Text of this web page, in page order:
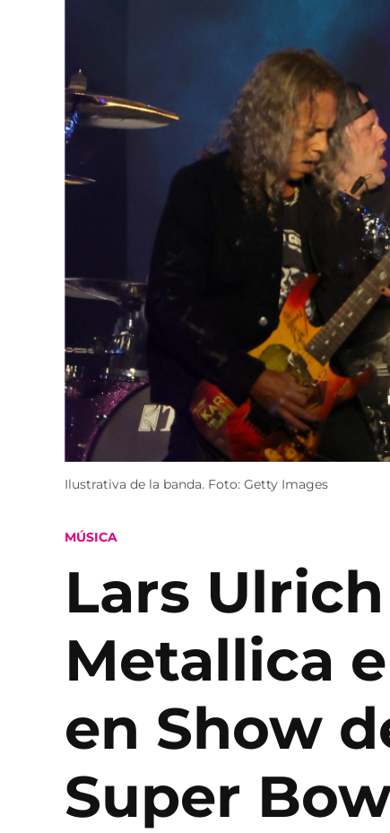
Ilustrativa de la banda. Foto: Getty Images
POSTED
MÚSICA
Lars
Metallica
en Show
Super